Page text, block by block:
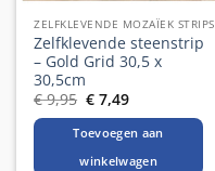
ZELFKLEVENDE MOZAÏEK STRIPS
Zelfklevende steenstrip
– Gold Grid 30,5 x
30,5cm
€9,95 Oorspronkelijke
prijs
was:
€ 9,95.
€ 7,49Huidige
is:
€ 7,49.
Toevoegen aan
winkelwagen